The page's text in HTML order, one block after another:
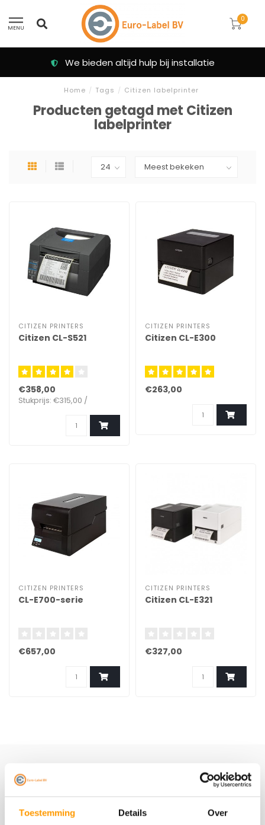
Toestemming Details Over
MENU
0
We bieden altijd hulp bij installatie
Home / Tags / Citizen labelprinter
Producten getagd met Citizen
labelprinter
CITIZEN PRINTERS
Citizen CL-S521
€358,00
Stukprijs: €315,00 /
CITIZEN PRINTERS
Citizen CL-E300
€263,00
CITIZEN PRINTERS
CL-E700-serie​
€657,00
CITIZEN PRINTERS
Citizen CL-E321 ​
€327,00
Schrijf je hier in voor onze nieuwsbrief
Ontvang onze nieuwste aanbiedingen en
kortingscodes